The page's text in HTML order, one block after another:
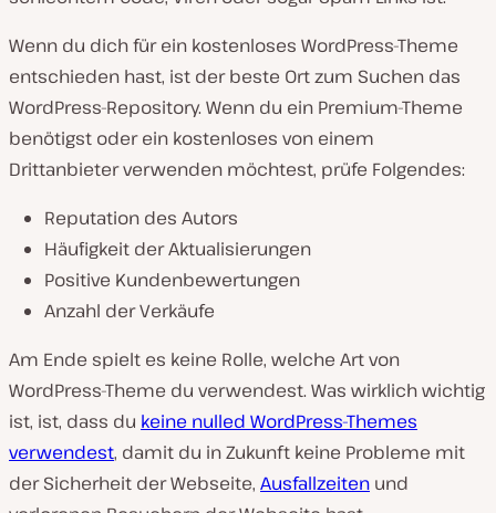
Wenn du dich für ein kostenloses WordPress-Theme
entschieden hast, ist der beste Ort zum Suchen das
WordPress-Repository. Wenn du ein Premium-Theme
benötigst oder ein kostenloses von einem
Drittanbieter verwenden möchtest, prüfe Folgendes:
Reputation des Autors
Häufigkeit der Aktualisierungen
Positive Kundenbewertungen
Anzahl der Verkäufe
Am Ende spielt es keine Rolle, welche Art von
WordPress-Theme du verwendest. Was wirklich wichtig
ist, ist, dass du keine nulled WordPress-Themes
verwendest, damit du in Zukunft keine Probleme mit
der Sicherheit der Webseite, Ausfallzeiten und